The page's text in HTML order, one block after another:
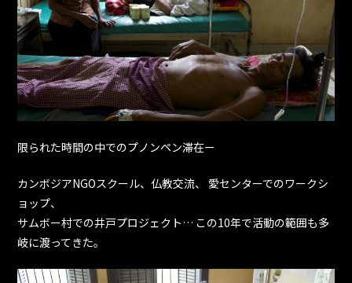
限られた時間の中でのプノンペン滞在ー
カンボジアNGOスクール、仏教交流、 愛センターでのワークシ
ョップ、
サムボー村での井戸プロジェクト… この10年で活動の範囲も多
岐に渡ってきた。